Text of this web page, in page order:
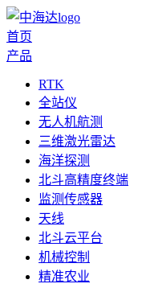
首页
产品
RTK
全站仪
无人机航测
三维激光雷达
海洋探测
北斗高精度终端
监测传感器
天线
北斗云平台
机械控制
精准农业